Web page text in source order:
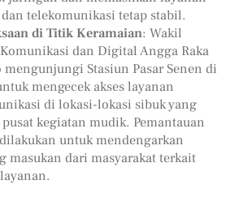
telekomunikasi tetap stabil.
di Titik Keramaian: Wakil
dan Digital Angga Raka
mengunjungi Stasiun Pasar Senen di
mengecek akses layanan
di lokasi-lokasi sibuk yang
kegiatan mudik. Pemantauan
untuk mendengarkan
masukan dari masyarakat terkait